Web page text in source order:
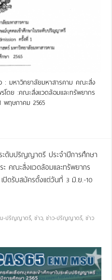
: มหาวิทยาลัยมหาสารคาม คณะสิ่ง
โดย :คณะสิ่งแวดล้อมและทรัพยากร
ฤษภาคม 2565
ะดับปริญญาตรี ประจำปีการศึกษา
คณะสิ่งแวดล้อมและทรัพยากร
ดรับสมัครตั้งแต่วันที่ 3 มิ.ย.-10
ม-ปริญญาตรี,ข่าว,ข่าว-ปริญญาตรี,ข่าว